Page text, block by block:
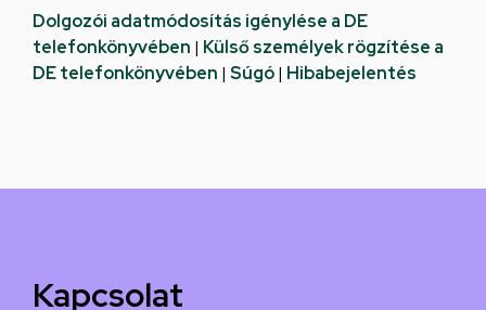
Dolgozói adatmódosítás igénylése a DE
telefonkönyvében | Külső személyek rögzítése a
DE telefonkönyvében | Súgó| Hibabejelentés
Kapcsolat